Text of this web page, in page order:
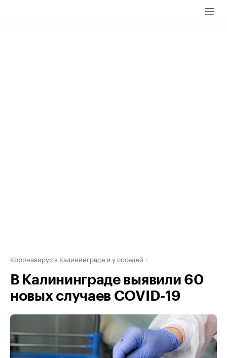
Коронавирус в Калининграде и у соседей
В Калининграде выявили 60
новых случаев COVID-19